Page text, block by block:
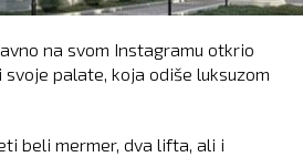
na svom Instagramu otkrio
palate, koja odiše luksuzom
beli mermer, dva lifta, ali i